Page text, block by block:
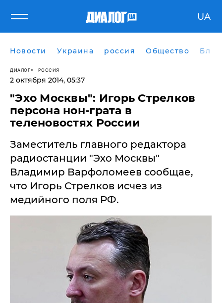
UA
Новости Украина россия Общество
ДИАЛОГ РОССИЯ
2 октября 2014, 05:37
"Эхо Москвы": Игорь Стрелков
персона нон-грата в
теленовостях России
Заместитель главного редактора
радиостанции "Эхо Москвы"
Владимир Варфоломеев сообщае,
что Игорь Стрелков исчез из
медийного поля РФ.